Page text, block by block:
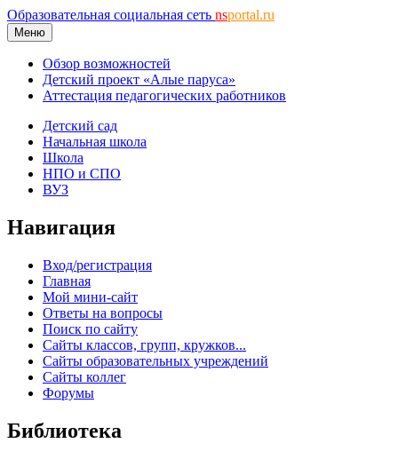
Образовательная социальная сеть nsportal.ru
Меню
Обзор возможностей
Детский проект «Алые паруса»
Аттестация педагогических работников
Детский сад
Начальная школа
Школа
НПО и СПО
ВУЗ
Навигация
Вход/регистрация
Главная
Мой мини-сайт
Ответы на вопросы
Поиск по сайту
Сайты классов, групп, кружков...
Сайты образовательных учреждений
Сайты коллег
Форумы
Библиотека